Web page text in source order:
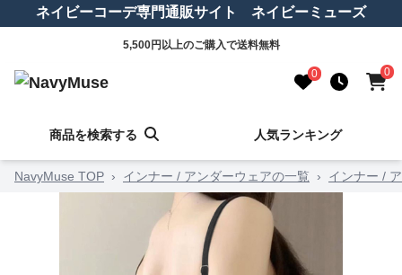
ネイビーコーデ専門通販サイト ネイビーミューズ
5,500円以上のご購入で送料無料
0 0
商品を検索する 人気ランキング
NavyMuse TOP › インナー / アンダーウェアの一覧 › インナー /